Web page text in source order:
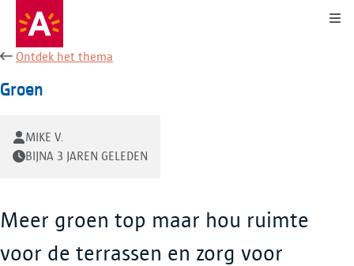
Ontdek het thema
Groen
MIKE V.
BIJNA 3 JAREN GELEDEN
Meer groen top maar hou ruimte
voor de terrassen en zorg voor